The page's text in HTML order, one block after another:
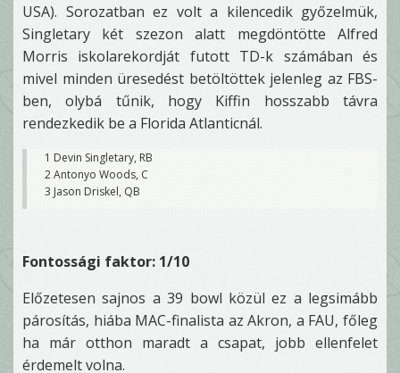
USA). Sorozatban ez volt a kilencedik győzelmük,
Singletary két szezon alatt megdöntötte Alfred
Morris iskolarekordját futott TD-k számában és
mivel minden üresedést betöltöttek jelenleg az FBS-
ben, olybá tűnik, hogy Kiffin hosszabb távra
rendezkedik be a Florida Atlanticnál.
1 Devin Singletary, RB
2 Antonyo Woods, C
3 Jason Driskel, QB
Fontossági faktor: 1/10
Előzetesen sajnos a 39 bowl közül ez a legsimább
párosítás, hiába MAC-finalista az Akron, a FAU, főleg
ha már otthon maradt a csapat, jobb ellenfelet
érdemelt volna.